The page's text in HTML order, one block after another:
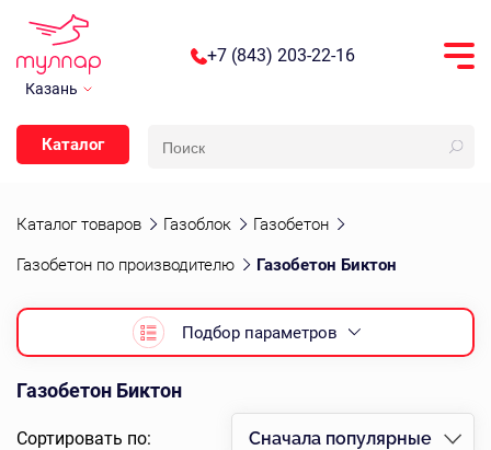
Казань
+7 (843) 203-22-16
Каталог
Каталог товаров Газоблок Газобетон
Газобетон по производителю Газобетон Биктон
Подбор параметров
Газобетон Биктон
Сортировать по: Сначала популярные